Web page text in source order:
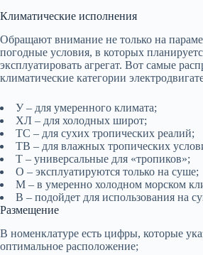
Климатические исполнения
Обращают внимание не только на
погодные условия, в которых
эксплуатировать агрегат. Вот самые
климатические категории
У – для умеренного климата;
ХЛ – для холодных широт;
ТС – для сухих тропических реалий;
ТВ – для влажных тропических
Т – универсальные для «тропиков»;
О – эксплуатируются только на суше;
М – в умеренно холодном морском
В – подойдет для использования на
Размещение
В номенклатуре есть цифры, которые
оптимальное расположение;